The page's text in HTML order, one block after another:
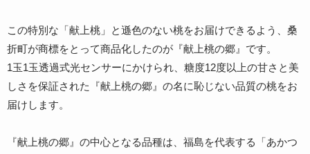
この特別な「献上桃」と遜色のない桃をお届けできるよう、桑
折町が商標をとって商品化したのが『献上桃の郷』です。
1玉1玉透過式光センサーにかけられ、糖度12度以上の甘さと美
しさを保証された『献上桃の郷』の名に恥じない品質の桃をお
届けします。
『献上桃の郷』の中心となる品種は、福島を代表する「あかつ